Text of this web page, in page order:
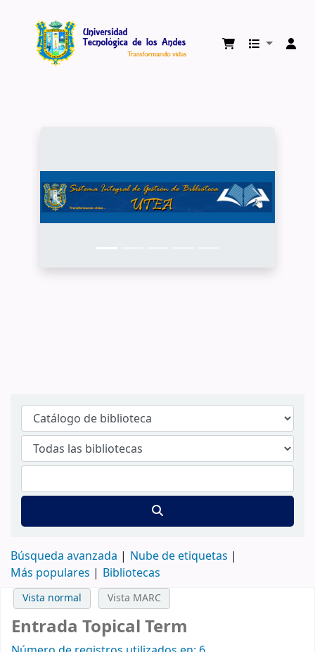
Biblioteca Virtual Universidad Tecnológica
Búsqueda avanzada
Nube de etiquetas
Más populares
Bibliotecas
Vista normal Vista MARC
Entrada Topical Term